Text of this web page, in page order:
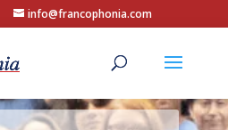
info@francophonia.com